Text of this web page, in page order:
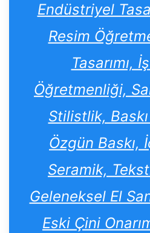
Endüstriyel
Resim
Tasarımı,
Öğretmenliği,
Stilistlik,
Özgün Baskı,
Seramik,
Geleneksel El
Eski Çini